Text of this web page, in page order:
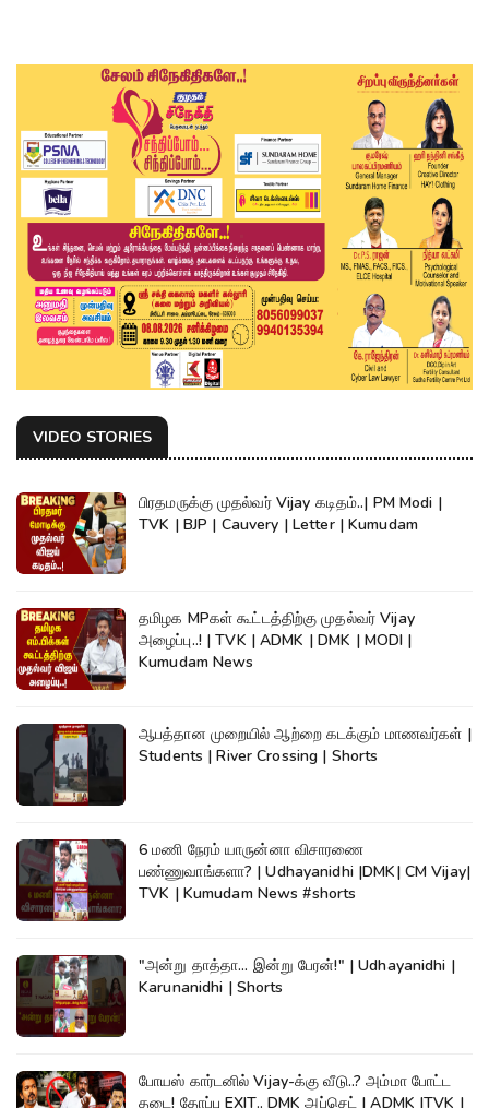
VIDEO STORIES
பிரதமருக்கு முதல்வர் Vijay கடிதம்..| PM Modi |
TVK | BJP | Cauvery | Letter | Kumudam
தமிழக MPகள் கூட்டத்திற்கு முதல்வர் Vijay
அழைப்பு..! | TVK | ADMK | DMK | MODI |
Kumudam News
ஆபத்தான முறையில் ஆற்றை கடக்கும் மாணவர்கள் |
Students | River Crossing | Shorts
6 மணி நேரம் யாருன்னா விசாரணை
பண்ணுவாங்களா? | Udhayanidhi |DMK| CM Vijay|
TVK | Kumudam News #shorts
"அன்று தாத்தா... இன்று பேரன்!" | Udhayanidhi |
Karunanidhi | Shorts
போயஸ் கார்டனில் Vijay-க்கு வீடு..? அம்மா போட்ட
தடை! தோப்பு EXIT.. DMK அப்செட் | ADMK |TVK |